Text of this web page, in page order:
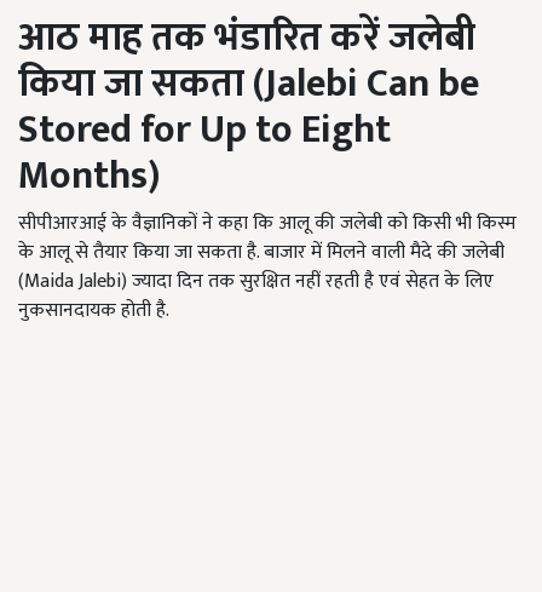
आठ माह तक भंडारित करें जलेबी
किया जा सकता (Jalebi Can be
Stored for Up to Eight
Months)
सीपीआरआई के वैज्ञानिकों ने कहा कि आलू की जलेबी को किसी भी किस्म
के आलू से तैयार किया जा सकता है. बाजार में मिलने वाली मैदे की जलेबी
(Maida Jalebi) ज्यादा दिन तक सुरक्षित नहीं रहती है एवं सेहत के लिए
नुकसानदायक होती है.